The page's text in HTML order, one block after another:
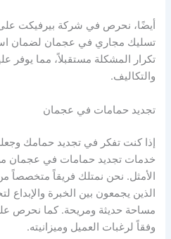
أيضًا، نحرص في شركة بيرفيكت
تسليك مجاري في عجمان لضمان
تكرار المشكلة مستقبلاً، مما يوفر
والتكاليف.
تجديد حمامات في عجمان
إذا كنت تفكر في تجديد حمامك
خدمات تجديد حمامات في عجمان
الأمثل. نحن نمتلك فريقاً متخصصاً
الذين يجمعون بين الخبرة والإبداع
مساحة حديثة ومريحة. كما نحرص
وفقاً لرغبات العميل وميزانيته.